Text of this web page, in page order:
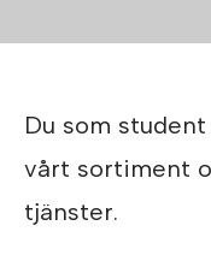
Du som
vårt sortiment
tjänster.